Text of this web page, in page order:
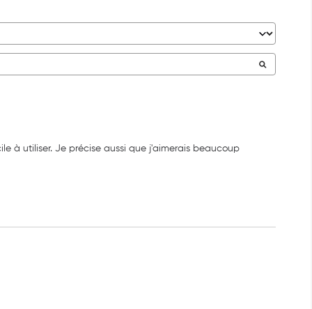
à utiliser. Je précise aussi que j'aimerais beaucoup